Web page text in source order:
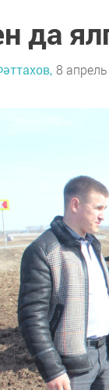
да
8